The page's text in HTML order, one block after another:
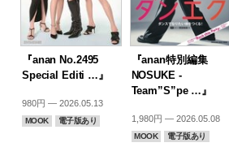
『anan No.2495
Special Editi …』
980円 — 2026.05.13
MOOK 電子版あり
『anan特別編集
NOSUKE -
Team”S”pe …』
1,980円 — 2026.05.08
MOOK 電子版あり